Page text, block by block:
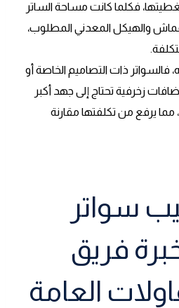
فكلما كانت مساحة الساتر
والهيكل المعدني المطلوب،
فالسواتر ذات التصاميم الخاصة أو
زخرفية تحتاج إلى جهد أكبر
مما يرفع من تكلفتها مقارنة
سواتر
فريق
العامة